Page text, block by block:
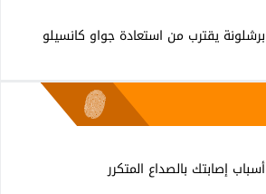
برشلونة يقترب من استعادة جواو كانسيلو
أسباب إصابتك بالصداع المتكرر